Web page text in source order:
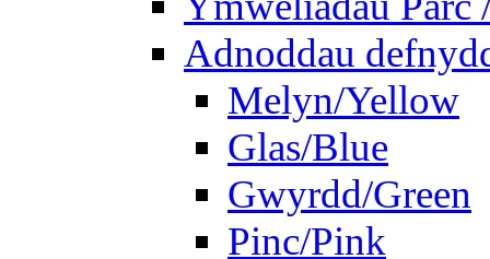
Adnoddau
Melyn/Yellow
Glas/Blue
Gwyrdd/Green
Pinc/Pink